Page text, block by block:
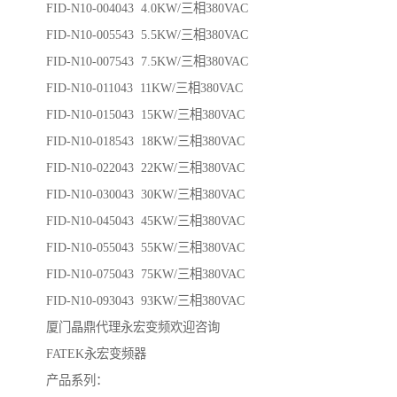
FID-N10-004043 4.0KW/三相380VAC
FID-N10-005543 5.5KW/三相380VAC
FID-N10-007543 7.5KW/三相380VAC
FID-N10-011043 11KW/三相380VAC
FID-N10-015043 15KW/三相380VAC
FID-N10-018543 18KW/三相380VAC
FID-N10-022043 22KW/三相380VAC
FID-N10-030043 30KW/三相380VAC
FID-N10-045043 45KW/三相380VAC
FID-N10-055043 55KW/三相380VAC
FID-N10-075043 75KW/三相380VAC
FID-N10-093043 93KW/三相380VAC
厦门晶鼎代理永宏变频欢迎咨询
FATEK永宏变频器
产品系列：